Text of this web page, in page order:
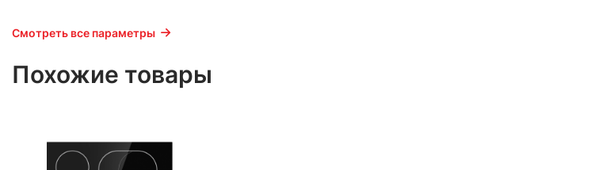
Смотреть все параметры
Похожие товары